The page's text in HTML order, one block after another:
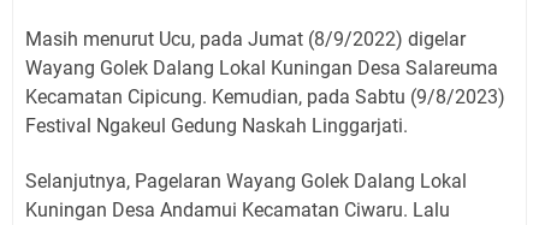
Masih menurut Ucu, pada Jumat (8/9/2022) digelar
Wayang Golek Dalang Lokal Kuningan Desa Salareuma
Kecamatan Cipicung. Kemudian, pada Sabtu (9/8/2023)
Festival Ngakeul Gedung Naskah Linggarjati.
Selanjutnya, Pagelaran Wayang Golek Dalang Lokal
Kuningan Desa Andamui Kecamatan Ciwaru. Lalu